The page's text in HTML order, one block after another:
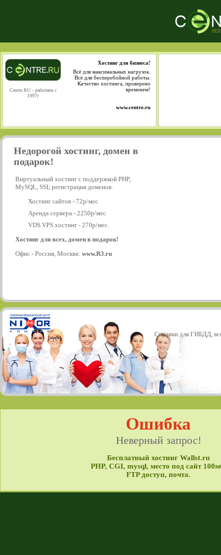
Centre.RU - работаем с
1997г
Хостинг для бизнеса!
Всё для максимальных нагрузок.
Всё для бесперебойной работы.
Качество хостинга, проверено
временем!
www.centre.ru
Недорогой хостинг, домен в
подарок!
Виртуальный хостинг с поддержкой PHP,
MySQL, SSI; регистрация доменов.
Хостинг сайтов - 72р/мес
Аренда сервера - 2250р/мес
VDS VPS хостинг - 270р/мес.
Хостинг для всех, домен в подарок!
Офис - Россия, Москва: www.R3.ru
Справки для ГИБДД,
Ошибка
Неверный запрос!
Бесплатный хостинг Wallst.ru
PHP, CGI, mysql, место под сайт
FTP доступ, почта.